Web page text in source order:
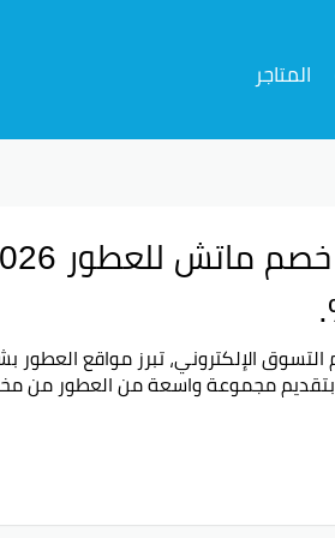
المتاجر
الإلكتروني، تبرز مواقع
مجموعة واسعة من العطور من